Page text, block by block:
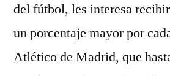
del fútbol, les interesa
un porcentaje mayor por
Atlético de Madrid, que